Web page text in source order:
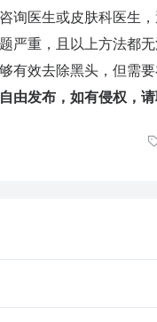
询医生或皮肤科医生
严重，且以上方法都
有效去除黑头，但需
发布，如有侵权，请